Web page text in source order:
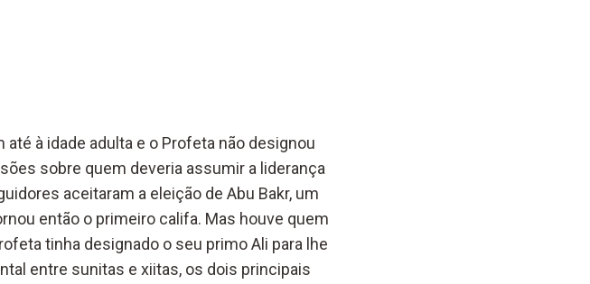
à idade adulta e o Profeta não designou
sobre quem deveria assumir a liderança
aceitaram a eleição de Abu Bakr, um
então o primeiro califa. Mas houve quem
tinha designado o seu primo Ali para lhe
entre sunitas e xiitas, os dois principais